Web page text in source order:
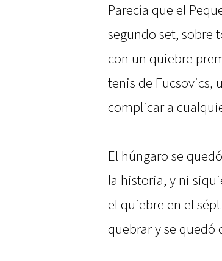
Parecía que el
segundo set, sobre
con un quiebre
tenis de Fucsovics,
complicar a
El húngaro se
la historia, y ni
el quiebre en el
quebrar y se quedó